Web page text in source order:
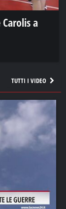
a
TUTTI I VIDEO